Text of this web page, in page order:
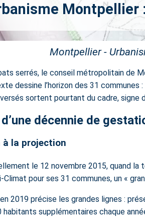
Montpellier
Montpellier -
serrés, le conseil métropolitain de
dessine l’horizon des 31 communes
sortent pourtant du cadre, signe
décennie de
à la projection
le 12 novembre 2015, quand
Climat pour ses 31 communes, un «
2019 précise les grandes lignes :
supplémentaires chaque